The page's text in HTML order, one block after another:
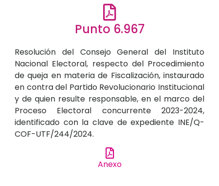
Punto 6.967
Resolución del Consejo General del Instituto
Nacional Electoral, respecto del Procedimiento
de queja en materia de Fiscalización, instaurado
en contra del Partido Revolucionario Institucional
y de quien resulte responsable, en el marco del
Proceso Electoral concurrente 2023-2024,
identificado con la clave de expediente INE/Q-
COF-UTF/244/2024.
Anexo